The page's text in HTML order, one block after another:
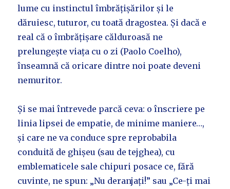
lume cu instinctul îmbrățișărilor și le
dăruiesc, tuturor, cu toată dragostea. Și dacă e
real că o îmbrățișare călduroasă ne
prelungește viața cu o zi (Paolo Coelho),
înseamnă că oricare dintre noi poate deveni
nemuritor.
Și se mai întrevede parcă ceva: o înscriere pe
linia lipsei de empatie, de minime maniere…,
și care ne va conduce spre reprobabila
conduită de ghișeu (sau de tejghea), cu
emblematicele sale chipuri posace ce, fără
cuvinte, ne spun: „Nu deranjați!” sau „Ce-ți mai